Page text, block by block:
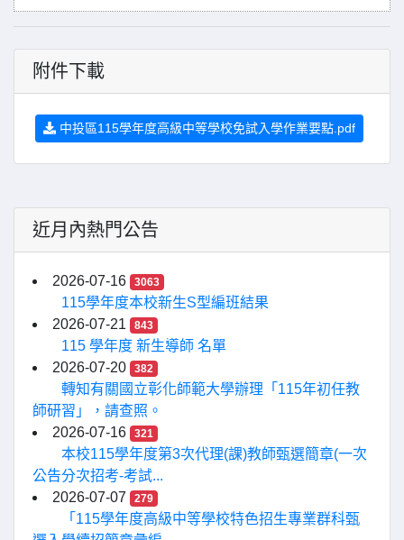
附件下載
中投區115學年度高級中等學校免試入學作業要點.pdf
近月內熱門公告
2026-07-16 3063
115學年度本校新生S型編班結果
2026-07-21
843
115 學年度 新生導師 名單
2026-07-20
382
轉知有關國立彰化師範大學辦理「115年初任教
師研習」，請查照。
2026-07-16
321
本校115學年度第3次代理(課)教師甄選簡章(一次
公告分次招考-考試...
2026-07-07
279
「115學年度高級中等學校特色招生專業群科甄